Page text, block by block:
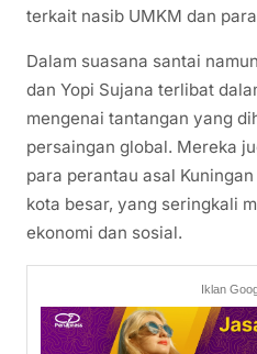
terkait nasib UMKM dan
Dalam suasana santai
dan Yopi Sujana terlibat
mengenai tantangan yang
persaingan global. Mereka
para perantau asal
kota besar, yang seringkali
ekonomi dan sosial.
Iklan